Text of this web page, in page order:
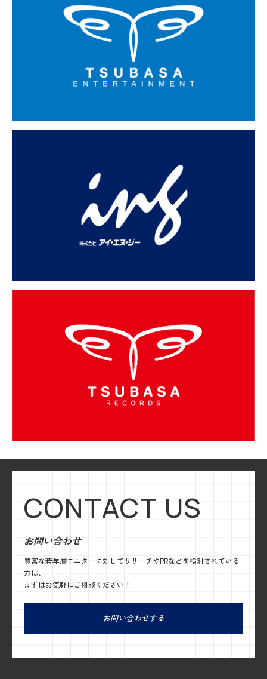
CONTACT US
お問い合わせ
豊富な若年層モニターに対してリサーチやPRなどを検討されている
方は、
まずはお気軽にご相談ください！
お問い合わせする